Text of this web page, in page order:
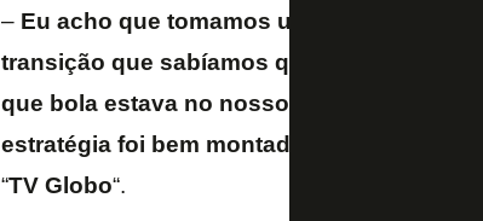
– Eu acho que tomamos um gol bobo ali.
transição que sabíamos que era o forte
que bola estava no nosso pé. Acho que é
estratégia foi bem montada, só não foi bem
“TV Globo“.